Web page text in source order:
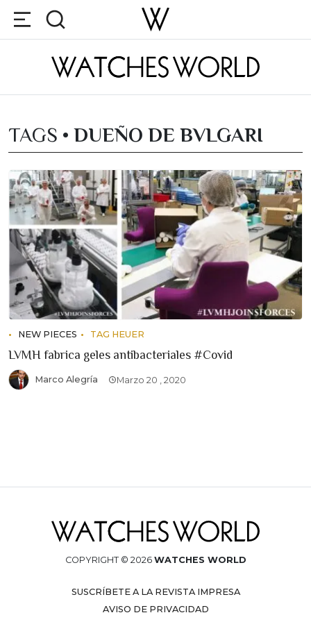
TAGS • DUEÑO DE BVLGARI
NEW PIECES TAG HEUER
LVMH fabrica geles antibacteriales #Covid
Marco Alegría Marzo 20 , 2020
COPYRIGHT © 2026 WATCHES WORLD
SUSCRÍBETE A LA REVISTA IMPRESA
AVISO DE PRIVACIDAD